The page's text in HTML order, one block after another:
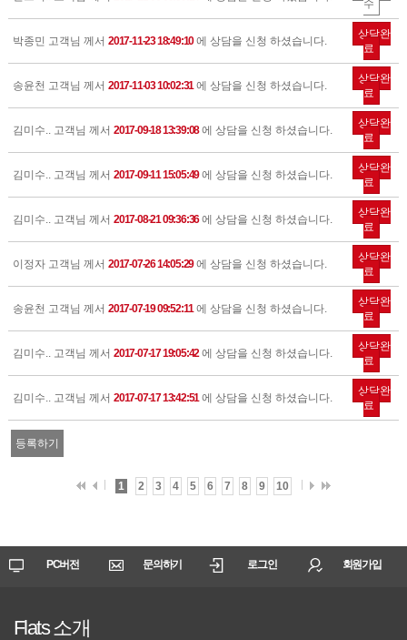
수
박종민 고객님 께서 2017-11-23 18:49:10에 상담을 신청 하셨습니다.
상담완
료
송윤천 고객님 께서 2017-11-03 10:02:31 에 상담을 신청 하셨습니다.
상담완
료
김미수.. 고객님 께서 2017-09-18 13:39:08에 상담을 신청 하셨습니다.
상담완
료
김미수.. 고객님 께서 2017-09-11 15:05:49에 상담을 신청 하셨습니다.
상담완
료
김미수.. 고객님 께서 2017-08-21 09:36:36에 상담을 신청 하셨습니다.
상담완
료
이정자 고객님 께서 2017-07-26 14:05:29에 상담을 신청 하셨습니다.
상담완
료
송윤천 고객님 께서 2017-07-19 09:52:11 에 상담을 신청 하셨습니다.
상담완
료
김미수.. 고객님 께서 2017-07-17 19:05:42 에 상담을 신청 하셨습니다.
상담완
료
김미수.. 고객님 께서 2017-07-17 13:42:51 에 상담을 신청 하셨습니다.
상담완
료
등록하기
1 2 3 4 5 6 7 8 9 10
PC버전 문의하기 로그인 회원가입
Flats 소개